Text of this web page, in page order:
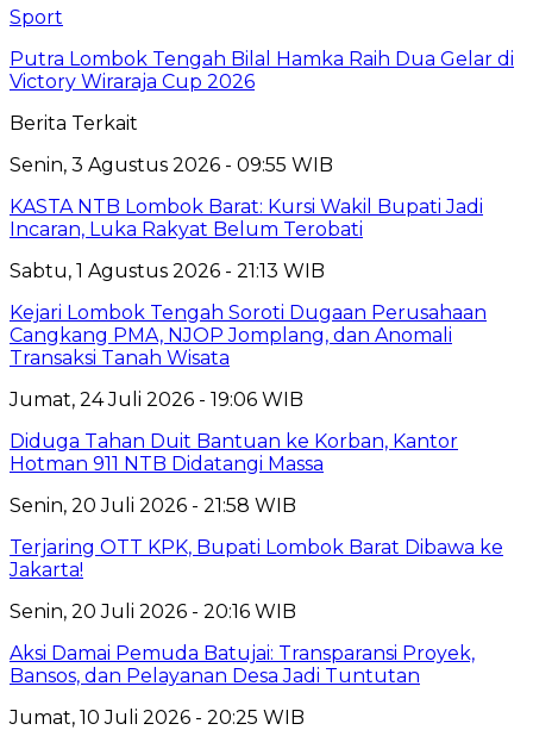
Sport
Putra Lombok Tengah Bilal Hamka Raih Dua Gelar di
Victory Wiraraja Cup 2026
Berita Terkait
Senin, 3 Agustus 2026 - 09:55 WIB
KASTA NTB Lombok Barat: Kursi Wakil Bupati Jadi
Incaran, Luka Rakyat Belum Terobati
Sabtu, 1 Agustus 2026 - 21:13 WIB
Kejari Lombok Tengah Soroti Dugaan Perusahaan
Cangkang PMA, NJOP Jomplang, dan Anomali
Transaksi Tanah Wisata
Jumat, 24 Juli 2026 - 19:06 WIB
Diduga Tahan Duit Bantuan ke Korban, Kantor
Hotman 911 NTB Didatangi Massa
Senin, 20 Juli 2026 - 21:58 WIB
Terjaring OTT KPK, Bupati Lombok Barat Dibawa ke
Jakarta!
Senin, 20 Juli 2026 - 20:16 WIB
Aksi Damai Pemuda Batujai: Transparansi Proyek,
Bansos, dan Pelayanan Desa Jadi Tuntutan
Jumat, 10 Juli 2026 - 20:25 WIB